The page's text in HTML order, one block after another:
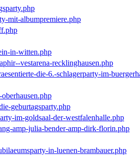
mit-albumpremiere.php
in-witten.php
vestarena-recklinghausen.php
die-6.-schlagerparty-im-
geburtagsparty.php
im-goldsaal-der-westfalenhalle.php
amp-julia-bender-amp-dirk-florin.php
in-luenen-brambauer.php